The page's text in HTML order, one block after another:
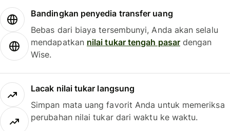
Bandingkan penyedia transfer uang
Bebas dari biaya tersembunyi, Anda akan selalu
mendapatkan nilai tukar tengah pasardengan
Wise.
Lacak nilai tukar langsung
Simpan mata uang favorit Anda untuk memeriksa
perubahan nilai tukar dari waktu ke waktu.